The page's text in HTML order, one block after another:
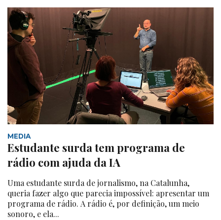
MEDIA
Estudante surda tem programa de
rádio com ajuda da IA
Uma estudante surda de jornalismo, na Catalunha,
queria fazer algo que parecia impossível: apresentar um
programa de rádio. A rádio é, por definição, um meio
sonoro, e ela...